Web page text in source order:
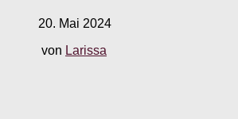
20. Mai 2024
von Larissa